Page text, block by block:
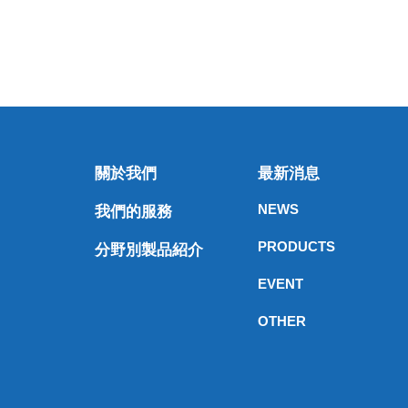
關於我們
我們的服務
分野別製品紹介
最新消息
NEWS
PRODUCTS
EVENT
OTHER